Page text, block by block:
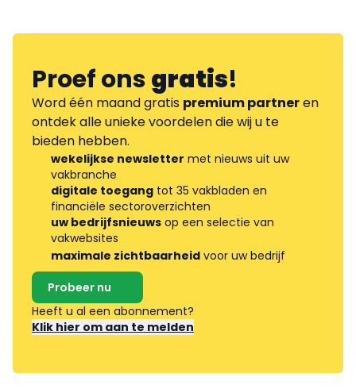
Proef onsgratis!
Word één maand gratis premium partneren
ontdek alle unieke voordelen die wij u te
bieden hebben.
wekelijkse newsletter met nieuws uit uw
vakbranche
digitale toegang tot 35 vakbladen en
financiële sectoroverzichten
uw bedrijfsnieuws op een selectie van
vakwebsites
maximale zichtbaarheid voor uw bedrijf
Probeer nu
Heeft u al een abonnement?
Klik hier om aan te melden